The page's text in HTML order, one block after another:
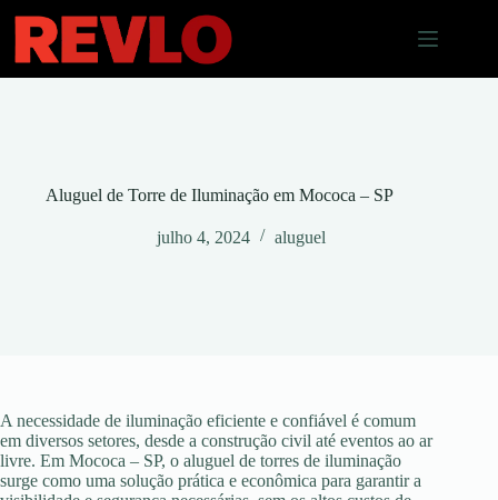
para
conteúdo
Aluguel de Torre de Iluminação em Mococa – SP
julho 4, 2024 aluguel
A necessidade de iluminação eficiente e confiável é comum
em diversos setores, desde a construção civil até eventos ao ar
livre. Em Mococa – SP, o aluguel de torres de iluminação
surge como uma solução prática e econômica para garantir a